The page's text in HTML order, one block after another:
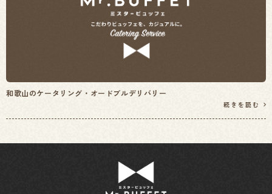
和歌山のケータリング・オードブルデリバリー
続きを読む